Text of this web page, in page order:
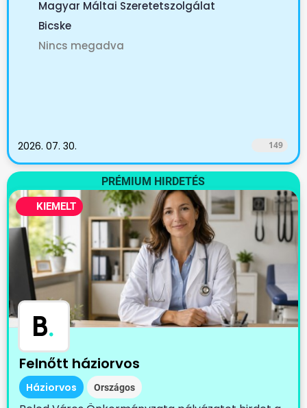
Magyar Máltai Szeretetszolgálat
Bicske
Nincs megadva
2026. 07. 30. 149
PRÉMIUM HIRDETÉS
KIEMELT
B.
Felnőtt háziorvos
Háziorvos Országos